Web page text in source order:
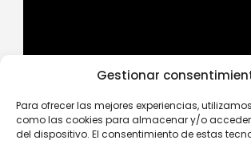
Gestionar
Para ofrecer las mejores experiencias,
como las cookies para almacenar y/o
del dispositivo. El consentimiento de estas